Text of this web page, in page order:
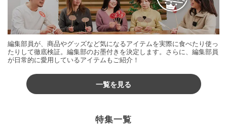
編集部員が、商品やグッズなど気になるアイテムを実際に食べたり使っ
たりして徹底検証。編集部のお墨付きを決定します。さらに、編集部員
が日常的に愛用しているアイテムもご紹介！
一覧を見る
特集一覧